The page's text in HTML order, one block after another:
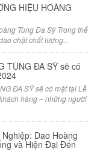
HIỆU HOÀNG
Tùng Đa Sỹ Trong thế
chặt chất lượng...
TÙNG ĐA SỸ sẽ có
ĐA SỸ sẽ có mặt tại Lễ
hàng – những người
Dao Hoàng
và Hiện Đại Đến